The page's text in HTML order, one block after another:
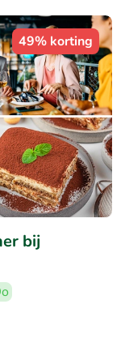
49% korting
bij